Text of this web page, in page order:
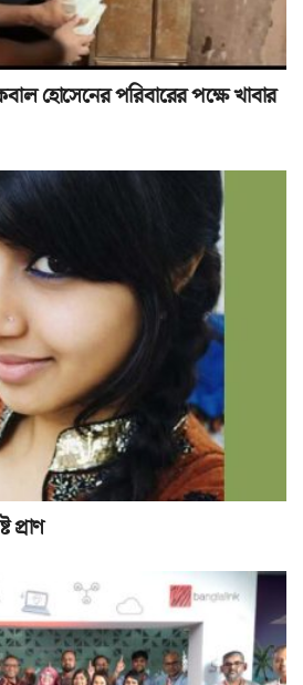
হোসেনের পরিবারের পক্ষে খাবার
প্রাণ